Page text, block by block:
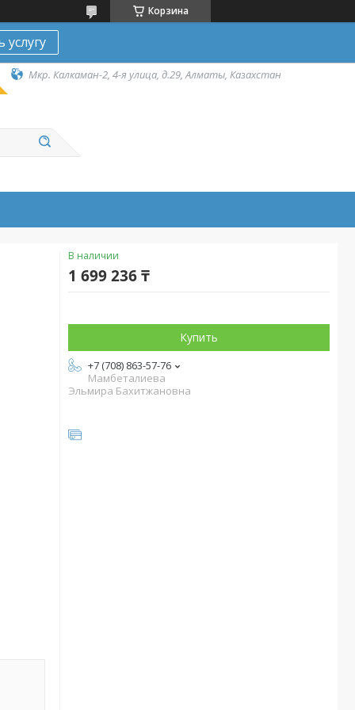
Корзина
услугу
Мкр. Калкаман-2, 4-я улица, д.29, Алматы, Казахстан
В наличии
1 699 236 ₸
Купить
+7 (708) 863-57-76
Мамбеталиева
Эльмира Бахитжановна